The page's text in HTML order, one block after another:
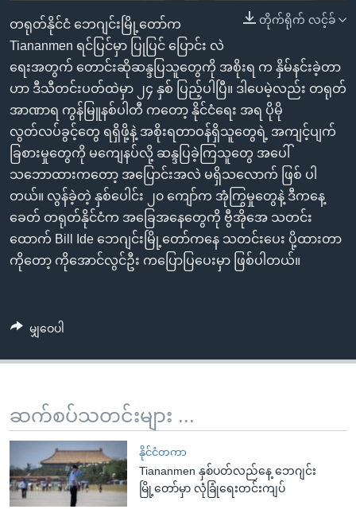
ရှာဖွေ
ရန်
နေရာ
သို့
ကျော်
ရန်
ဘာသာစကားများ တိုက်ရိုက် လင့်ခ်
တရုတ်နိုင်ငံ ဘေဂျင်းမြို့တော်က
Tiananmen ရင်ပြင်မှာ ပြုပြင် ပြောင်း လဲ
ရေးအတွက် တောင်းဆိုဆန္ဒပြသူတွေကို အစိုးရ က နှိမ်နင်းခဲ့တာ
ဟာ ဒီသီတင်းပတ်ထဲမှာ ၂၄ နှစ် ပြည့်ပါပြီ။ ဒါပေမဲ့လည်း တရုတ်
အာဏာရ ကွန်မြူနစ်ပါတီ ကတော့ နိုင်ငံရေး အရ ပိုမို
လွတ်လပ်ခွင့်တွေ ရရှိဖို့နဲ့ အစိုးရတာဝန်ရှိသူတွေရဲ့ အကျင့်ပျက်
ခြစားမှုတွေကို မကျေနပ်လို့ ဆန္ဒပြခဲ့ကြသူတွေ အပေါ်
သဘောထားကတော့ အပြောင်းအလဲ မရှိသလောက် ဖြစ် ပါ
တယ်။ လွန်ခဲ့တဲ့ နှစ်ပေါင်း ၂၀ ကျော်က အုံကြွမှုတွေနဲ့ ဒီကနေ့
ခေတ် တရုတ်နိုင်ငံက အခြေအနေတွေကို ဗွီအိုအေ သတင်း
ထောက် Bill Ide ဘေဂျင်းမြို့တော်ကနေ သတင်းပေး ပို့ထားတာ
ကိုတော့ ကိုအောင်လွင်ဦး ကပြောပြပေးမှာ ဖြစ်ပါတယ်။
မျှဝေပါ
ဆက်စပ်သတင်းများ ...
နိုင်ငံတကာ
Tiananmen နှစ်ပတ်လည်နေ့ ဘေဂျင်း
မြို့တော်မှာ လုံခြုံရေးတင်းကျပ်